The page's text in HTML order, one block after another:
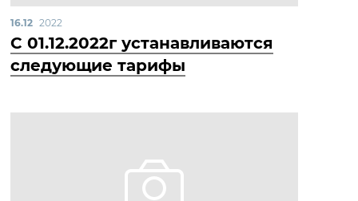
16.12 2022
С 01.12.2022г устанавливаются
следующие тарифы